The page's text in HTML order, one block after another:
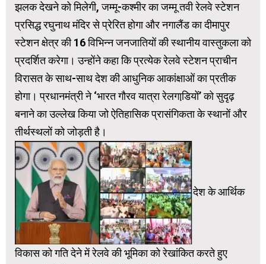
झलक देखने को मिलेगी, जम्मू-कश्मीर का जम्मू तवी रेलवे स्टेशन
प्रसिद्ध रघुनाथ मंदिर से प्रेरित होगा और नगालैंड का दीमापुर
स्टेशन क्षेत्र की 16 विभिन्न जनजातियों की स्थानीय वास्तुकला को
प्रदर्शित करेगा। उन्‍होंने कहा कि प्रत्‍येक रेलवे स्‍टेशन प्राचीन
विरासत के साथ-साथ देश की आधुनिक आकांक्षाओं का प्रतीक
होगा। प्रधानमंत्री ने ‘भारत गौरव यात्रा रेलगाडि़यों’ को सुदृढ़
बनाने का उल्लेख किया जो ऐतिहासिक प्रासंगिकता के स्थानों और
तीर्थस्थलों को जोड़ती है।
देश के आर्थिक
विकास को गति देने में रेलवे की भूमिका को रेखांकित करते हुए